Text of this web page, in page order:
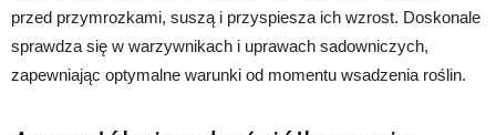
przed przymrozkami, suszą i przyspiesza ich wzrost. Doskonale
sprawdza się w warzywnikach i uprawach sadowniczych,
zapewniając optymalne warunki od momentu wsadzenia roślin.